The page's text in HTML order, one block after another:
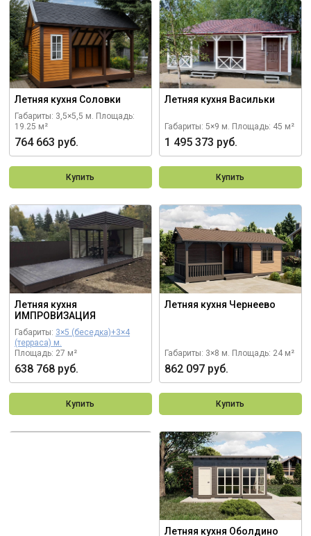
Летняя кухня Соловки
Габариты: 3,5×5,5 м. Площадь:
19.25 м²
764 663 руб.
Купить
Летняя кухня Васильки
Габариты: 5×9 м. Площадь: 45 м²
1 495 373 руб.
Купить
Летняя кухня
ИМПРОВИЗАЦИЯ
Габариты: 3×5 (беседка)+3×4
(терраса) м.
Площадь: 27 м²
638 768 руб.
Купить
Летняя кухня Чернеево
Габариты: 3×8 м. Площадь: 24 м²
862 097 руб.
Купить
Летняя кухня Оболдино